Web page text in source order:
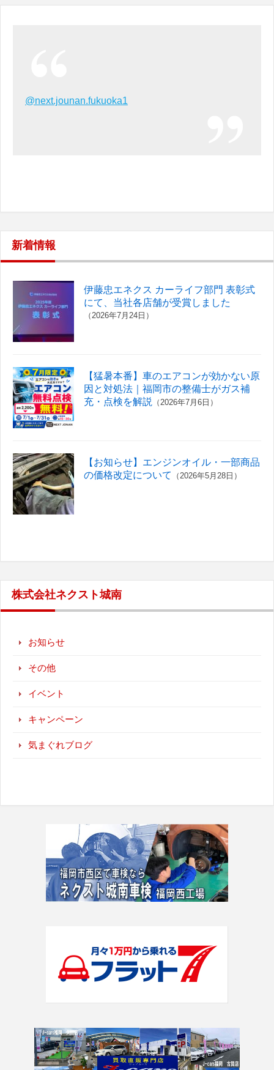
@next.jounan.fukuoka1
新着情報
伊藤忠エネクス カーライフ部門 表彰式
にて、当社各店舗が受賞しました
（2026年7月24日）
【猛暑本番】車のエアコンが効かない原
因と対処法｜福岡市の整備士がガス補
充・点検を解説 （2026年7月6日）
【お知らせ】エンジンオイル・一部商品
の価格改定について
（2026年5月28日）
株式会社ネクスト城南
お知らせ
その他
イベント
キャンペーン
気まぐれブログ